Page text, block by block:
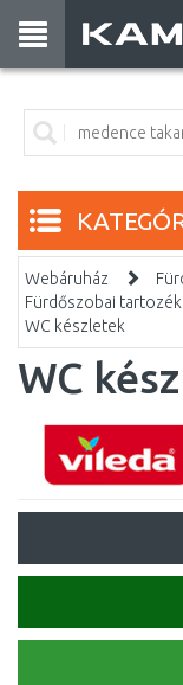
Webáruház
Fürdőszobai
WC készletek
WC